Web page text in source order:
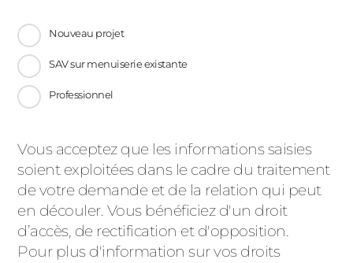
Nouveau projet
SAV sur menuiserie existante
Professionnel
Message
d'état
Vous acceptez que les informations saisies
soient exploitées dans le cadre du traitement
de votre demande et de la relation qui peut
en découler. Vous bénéficiez d'un droit
d’accès, de rectification et d'opposition.
Pour plus d'information sur vos droits